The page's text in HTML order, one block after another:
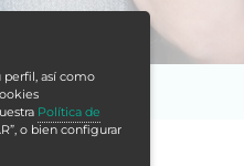
perfil, así como
Política de
o bien configurar